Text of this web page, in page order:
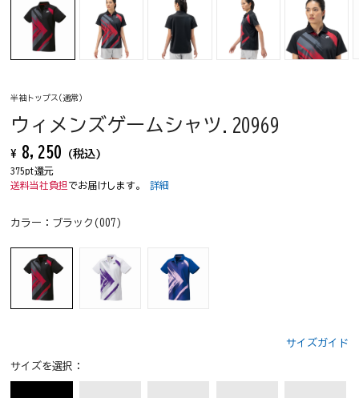
半袖トップス(通常)
ウィメンズゲームシャツ.20969
¥ 8,250 (税込)
375pt還元
送料当社負担 でお届けします。詳細
カラー： ブラック(007)
サイズガイド
サイズを選択：